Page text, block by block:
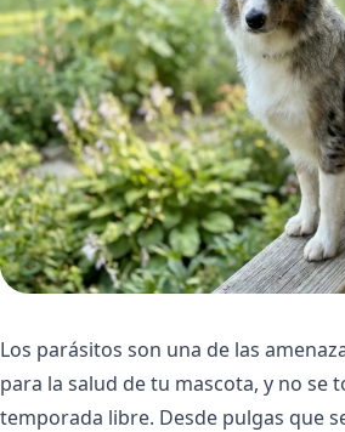
Los parásitos son una de las
para la salud de tu mascota, y no se
temporada libre. Desde pulgas que